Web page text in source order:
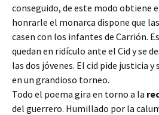
conseguido, de este modo obtiene
honrarle el monarca dispone que
casen con los infantes de Carrión.
quedan en ridículo ante el Cid y se
las dos jóvenes. El cid pide justicia y
en un grandioso torneo.
Todo el poema gira en torno a la
del guerrero. Humillado por la